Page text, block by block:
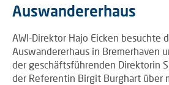
Auswandererhaus
AWI-Direktor Hajo Eicken besuchte
Auswandererhaus in Bremerhaven
der geschäftsführenden Direktorin
der Referentin Birgit Burghart über